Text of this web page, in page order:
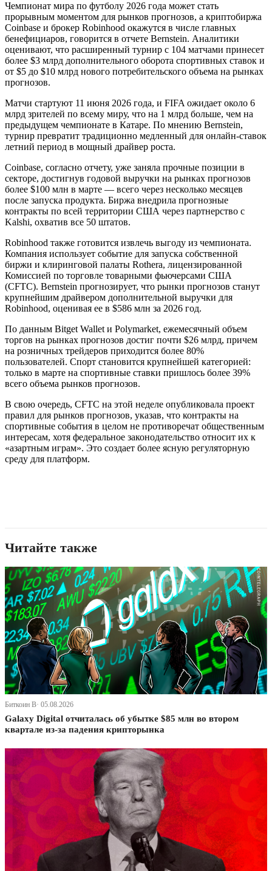
Чемпионат мира по футболу 2026 года может стать
прорывным моментом для рынков прогнозов, а криптобиржа
Coinbase и брокер Robinhood окажутся в числе главных
бенефициаров, говорится в отчете Bernstein. Аналитики
оценивают, что расширенный турнир с 104 матчами принесет
более $3 млрд дополнительного оборота спортивных ставок и
от $5 до $10 млрд нового потребительского объема на рынках
прогнозов.
Матчи стартуют 11 июня 2026 года, и FIFA ожидает около 6
млрд зрителей по всему миру, что на 1 млрд больше, чем на
предыдущем чемпионате в Катаре. По мнению Bernstein,
турнир превратит традиционно медленный для онлайн-ставок
летний период в мощный драйвер роста.
Coinbase, согласно отчету, уже заняла прочные позиции в
секторе, достигнув годовой выручки на рынках прогнозов
более $100 млн в марте — всего через несколько месяцев
после запуска продукта. Биржа внедрила прогнозные
контракты по всей территории США через партнерство с
Kalshi, охватив все 50 штатов.
Robinhood также готовится извлечь выгоду из чемпионата.
Компания использует событие для запуска собственной
биржи и клиринговой палаты Rothera, лицензированной
Комиссией по торговле товарными фьючерсами США
(CFTC). Bernstein прогнозирует, что рынки прогнозов станут
крупнейшим драйвером дополнительной выручки для
Robinhood, оценивая ее в $586 млн за 2026 год.
По данным Bitget Wallet и Polymarket, ежемесячный объем
торгов на рынках прогнозов достиг почти $26 млрд, причем
на розничных трейдеров приходится более 80%
пользователей. Спорт становится крупнейшей категорией:
только в марте на спортивные ставки пришлось более 39%
всего объема рынков прогнозов.
В свою очередь, CFTC на этой неделе опубликовала проект
правил для рынков прогнозов, указав, что контракты на
спортивные события в целом не противоречат общественным
интересам, хотя федеральное законодательство относит их к
«азартным играм». Это создает более ясную регуляторную
среду для платформ.
Читайте также
Биткоин В· 05.08.2026
Galaxy Digital отчиталась об убытке $85 млн во втором
квартале из-за падения крипторынка